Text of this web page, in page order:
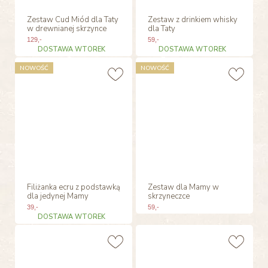
Zestaw Cud Miód dla Taty
w drewnianej skrzynce
129,-
DOSTAWA WTOREK
Zestaw z drinkiem whisky
dla Taty
59 ,-
DOSTAWA WTOREK
Filiżanka ecru z podstawką
dla jedynej Mamy
39,-
DOSTAWA WTOREK
NOWOŚĆ
Zestaw dla Mamy w
skrzyneczce
59 ,-
NOWOŚĆ